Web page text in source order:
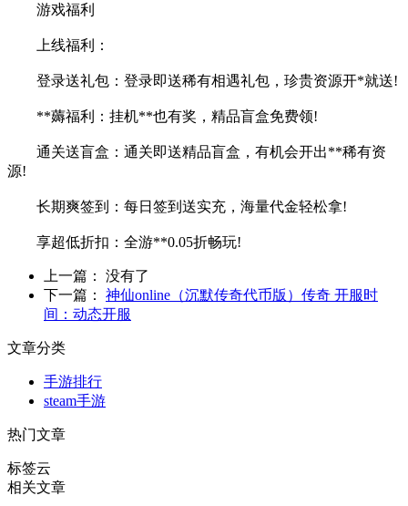
游戏福利
上线福利：
登录送礼包：登录即送稀有相遇礼包，珍贵资源开*就送!
**薅福利：挂机**也有奖，精品盲盒免费领!
通关送盲盒：通关即送精品盲盒，有机会开出**稀有资
源!
长期爽签到：每日签到送实充，海量代金轻松拿!
享超低折扣：全游**0.05折畅玩!
上一篇：
没有了
下一篇：
神仙online（沉默传奇代币版）传奇 开服时
间：动态开服
文章分类
手游排行
steam手游
热门文章
标签云
相关文章